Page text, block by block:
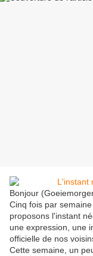
Bonjour
Cinq fois par
proposons l'instant
une expression, une
officielle de nos
Cette semaine, un